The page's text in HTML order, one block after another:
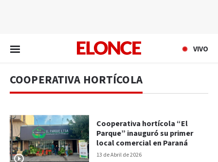
VIVO
COOPERATIVA HORTÍCOLA
13 de Abril de 2026
Cooperativa hortícola “El
Parque” inauguró su primer
local comercial en Paraná